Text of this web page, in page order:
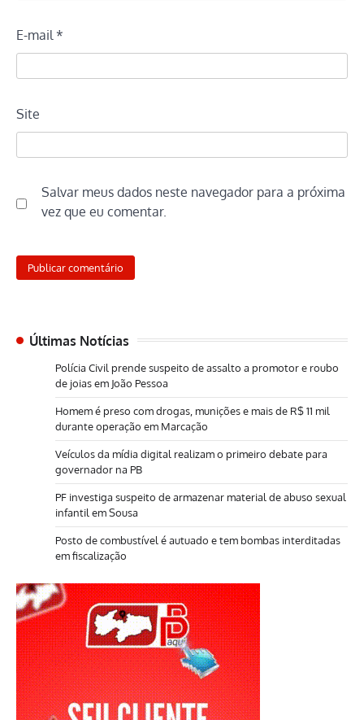
E-mail*
Site
Salvar meus dados neste navegador para a próxima
vez que eu comentar.
Últimas Notícias
Polícia Civil prende suspeito de assalto a promotor e roubo
de joias em João Pessoa
Homem é preso com drogas, munições e mais de R$ 11 mil
durante operação em Marcação
Veículos da mídia digital realizam o primeiro debate para
governador na PB
PF investiga suspeito de armazenar material de abuso sexual
infantil em Sousa
Posto de combustível é autuado e tem bombas interditadas
em fiscalização